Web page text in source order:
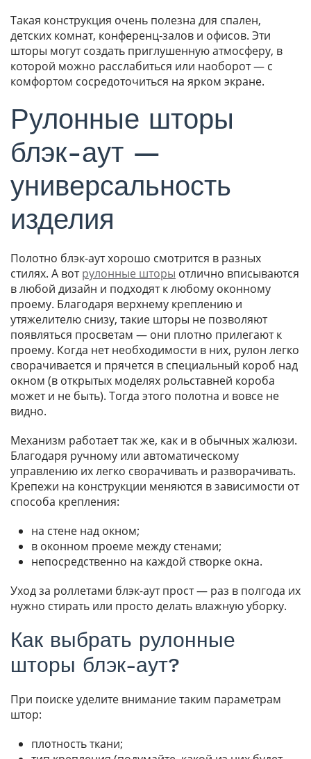
Такая конструкция очень полезна для спален,
детских комнат, конференц-залов и офисов. Эти
шторы могут создать приглушенную атмосферу, в
которой можно расслабиться или наоборот — с
комфортом сосредоточиться на ярком экране.
Рулонные шторы
блэк-аут —
универсальность
изделия
Полотно блэк-аут хорошо смотрится в разных
стилях. А вотрулонные шторы отлично вписываются
в любой дизайн и подходят к любому оконному
проему. Благодаря верхнему креплению и
утяжелителю снизу, такие шторы не позволяют
появляться просветам — они плотно прилегают к
проему. Когда нет необходимости в них, рулон легко
сворачивается и прячется в специальный короб над
окном (в открытых моделях рольставней короба
может и не быть). Тогда этого полотна и вовсе не
видно.
Механизм работает так же, как и в обычных жалюзи.
Благодаря ручному или автоматическому
управлению их легко сворачивать и разворачивать.
Крепежи на конструкции меняются в зависимости от
способа крепления:
на стене над окном;
в оконном проеме между стенами;
непосредственно на каждой створке окна.
Уход за роллетами блэк-аут прост — раз в полгода их
нужно стирать или просто делать влажную уборку.
Как выбрать рулонные
шторы блэк-аут?
При поиске уделите внимание таким параметрам
штор:
плотность ткани;